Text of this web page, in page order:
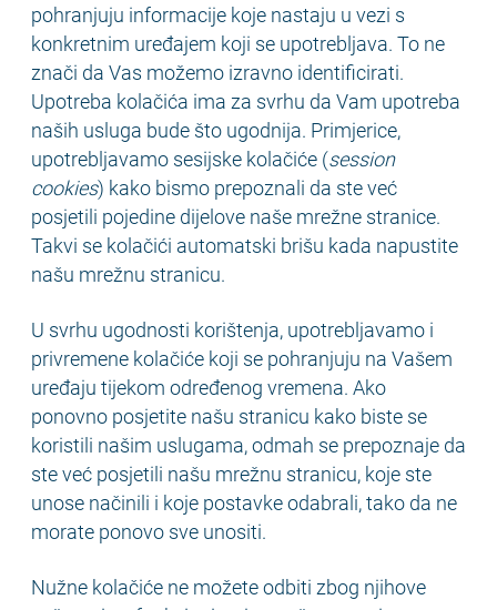
pohranjuju informacije koje nastaju u vezi s
konkretnim uređajem koji se upotrebljava. To ne
znači da Vas možemo izravno identificirati.
Upotreba kolačića ima za svrhu da Vam upotreba
naših usluga bude što ugodnija. Primjerice,
upotrebljavamo sesijske kolačiće (session
cookies) kako bismo prepoznali da ste već
posjetili pojedine dijelove naše mrežne stranice.
Takvi se kolačići automatski brišu kada napustite
našu mrežnu stranicu.
U svrhu ugodnosti korištenja, upotrebljavamo i
privremene kolačiće koji se pohranjuju na Vašem
uređaju tijekom određenog vremena. Ako
ponovno posjetite našu stranicu kako biste se
koristili našim uslugama, odmah se prepoznaje da
ste već posjetili našu mrežnu stranicu, koje ste
unose načinili i koje postavke odabrali, tako da ne
morate ponovo sve unositi.
Nužne kolačiće ne možete odbiti zbog njihove